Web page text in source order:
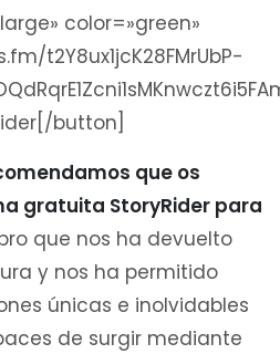
color=»green»
t2Y8ux1jcK28FMrUbP-
button]
que os
gratuita StoryRider para
que nos ha devuelto
y nos ha permitido
únicas e inolvidables
de surgir mediante